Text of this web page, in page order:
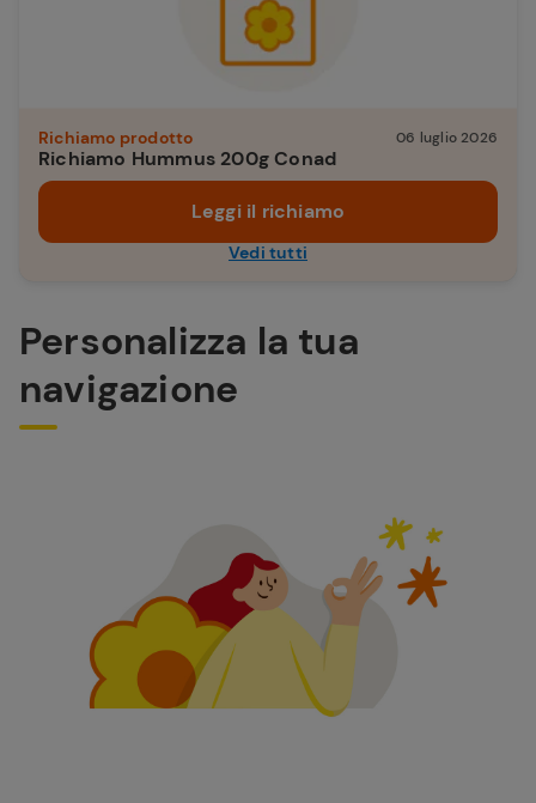
Richiamo prodotto 06 luglio 2026
Richiamo Hummus 200g Conad
Vedi tutti
Leggi il richiamo
Personalizza la tua
navigazione